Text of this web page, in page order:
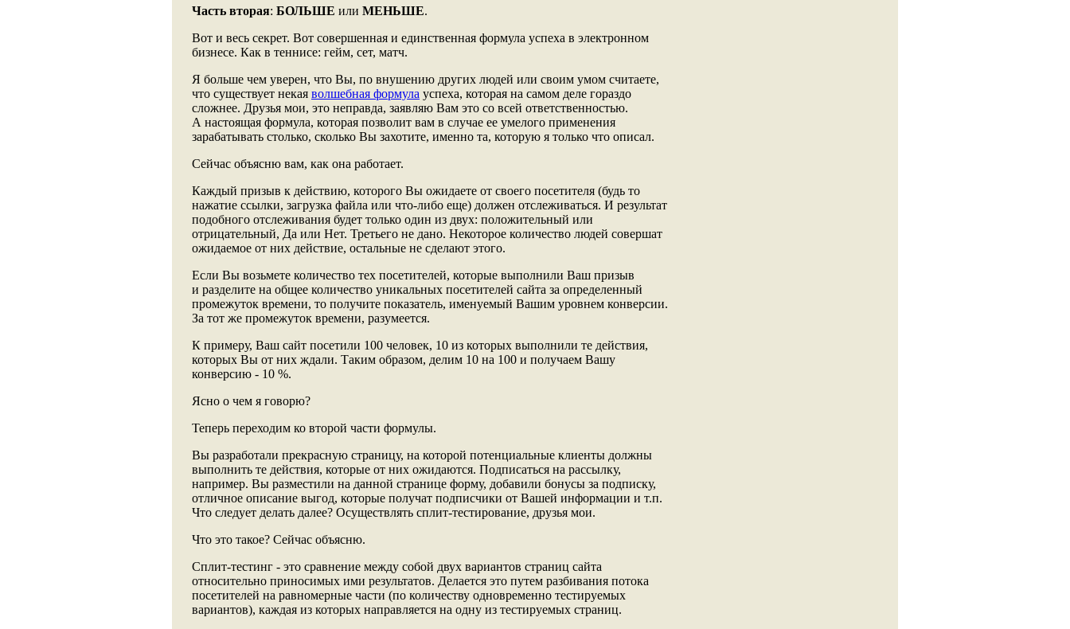
Часть вторая: БОЛЬШЕ или МЕНЬШЕ.
Вот и весь секрет. Вот совершенная и единственная формула успеха в электронном
бизнесе. Как в теннисе: гейм, сет, матч.
Я больше чем уверен, что Вы, по внушению других людей или своим умом считаете,
что существует некая волшебная формула успеха, которая на самом деле гораздо
сложнее. Друзья мои, это неправда, заявляю Вам это со всей ответственностью.
А настоящая формула, которая позволит вам в случае ее умелого применения
зарабатывать столько, сколько Вы захотите, именно та, которую я только что описал.
Сейчас объясню вам, как она работает.
Каждый призыв к действию, которого Вы ожидаете от своего посетителя (будь то
нажатие ссылки, загрузка файла или что-либо еще) должен отслеживаться. И результат
подобного отслеживания будет только один из двух: положительный или
отрицательный, Да или Нет. Третьего не дано. Некоторое количество людей совершат
ожидаемое от них действие, остальные не сделают этого.
Если Вы возьмете количество тех посетителей, которые выполнили Ваш призыв
и разделите на общее количество уникальных посетителей сайта за определенный
промежуток времени, то получите показатель, именуемый Вашим уровнем конверсии.
За тот же промежуток времени, разумеется.
К примеру, Ваш сайт посетили 100 человек, 10 из которых выполнили те действия,
которых Вы от них ждали. Таким образом, делим 10 на 100 и получаем Вашу
конверсию - 10 %.
Ясно о чем я говорю?
Теперь переходим ко второй части формулы.
Вы разработали прекрасную страницу, на которой потенциальные клиенты должны
выполнить те действия, которые от них ожидаются. Подписаться на рассылку,
например. Вы разместили на данной странице форму, добавили бонусы за подписку,
отличное описание выгод, которые получат подписчики от Вашей информации и т.п.
Что следует делать далее? Осуществлять сплит-тестирование, друзья мои.
Что это такое? Сейчас объясню.
Сплит-тестинг - это сравнение между собой двух вариантов страниц сайта
относительно приносимых ими результатов. Делается это путем разбивания потока
посетителей на равномерные части (по количеству одновременно тестируемых
вариантов), каждая из которых направляется на одну из тестируемых страниц.